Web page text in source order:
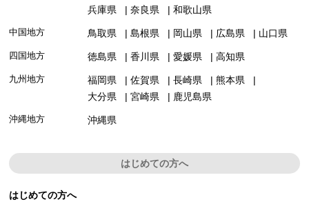
兵庫県
奈良県 和歌山県
中国地方 鳥取県 島根県 岡山県 広島県 山口県
四国地方 徳島県 香川県 愛媛県 高知県
九州地方 福岡県 佐賀県 長崎県
熊本県
大分県
宮崎県 鹿児島県
沖縄地方 沖縄県
はじめての方へ
はじめての方へ